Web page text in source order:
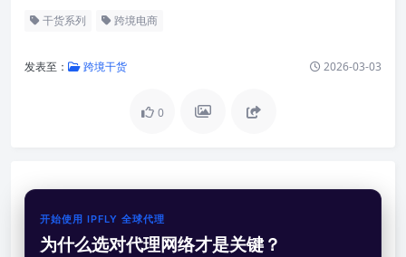
干货系列 跨境电商
发表至： 跨境干货 2026-03-03
0
开始使用 IPFLY 全球代理
为什么选对代理网络才是关键？